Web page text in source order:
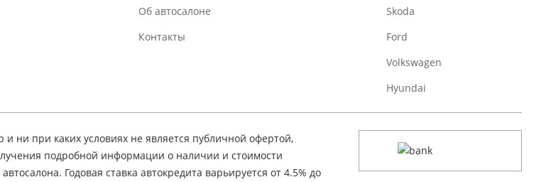
Об автосалоне
Контакты
Skoda
Ford
Volkswagen
Hyundai
ни при каких условиях не является публичной офертой,
подробной информации о наличии и стоимости
Годовая ставка автокредита варьируется от 4.5% до